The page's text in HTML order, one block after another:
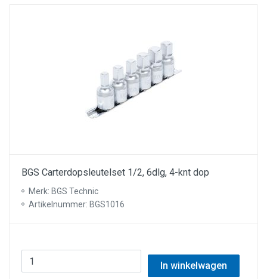
BGS Carterdopsleutelset 1/2, 6dlg, 4-knt dop
Merk: BGS Technic
Artikelnummer: BGS1016
In winkelwagen